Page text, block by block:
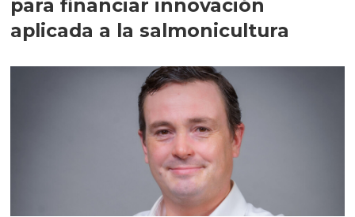
para financiar innovación
aplicada a la salmonicultura